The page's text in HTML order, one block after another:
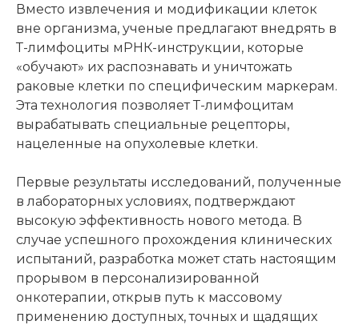
Вместо извлечения и модификации клеток
вне организма, ученые предлагают внедрять в
Т-лимфоциты мРНК-инструкции, которые
«обучают» их распознавать и уничтожать
раковые клетки по специфическим маркерам.
Эта технология позволяет Т-лимфоцитам
вырабатывать специальные рецепторы,
нацеленные на опухолевые клетки.
Первые результаты исследований, полученные
в лабораторных условиях, подтверждают
высокую эффективность нового метода. В
случае успешного прохождения клинических
испытаний, разработка может стать настоящим
прорывом в персонализированной
онкотерапии, открыв путь к массовому
применению доступных, точных и щадящих